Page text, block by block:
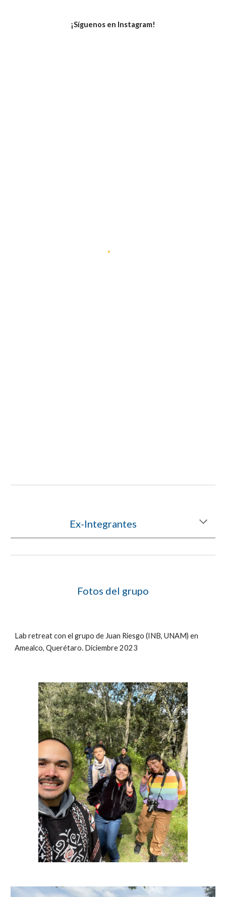
¡Síguenos en Instagram!
Ex-Integrantes
Fotos del grupo
Lab retreat con el grupo de Juan Riesgo (INB, UNAM) en
Amealco, Querétaro. Diciembre 2023